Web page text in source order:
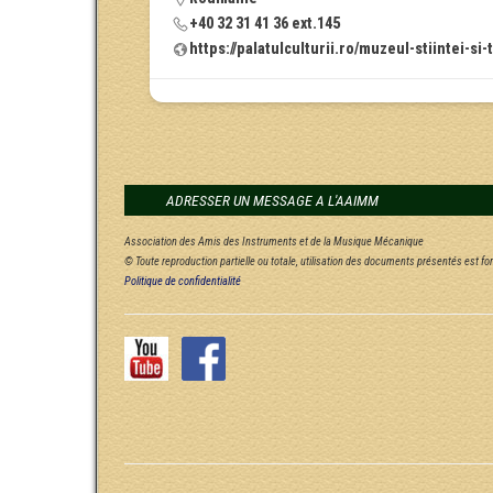
+40 32 31 41 36 ext.145
https://palatulculturii.ro/muzeul-stiintei-
ADRESSER UN MESSAGE A L'AAIMM
Association des Amis des Instruments et de la Musique Mécanique
© Toute reproduction partielle ou totale, utilisation des documents présentés est
Politique de confidentialité